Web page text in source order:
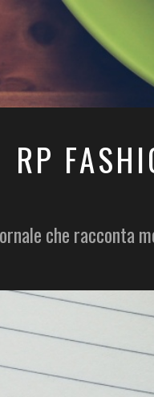
RP
che racconta